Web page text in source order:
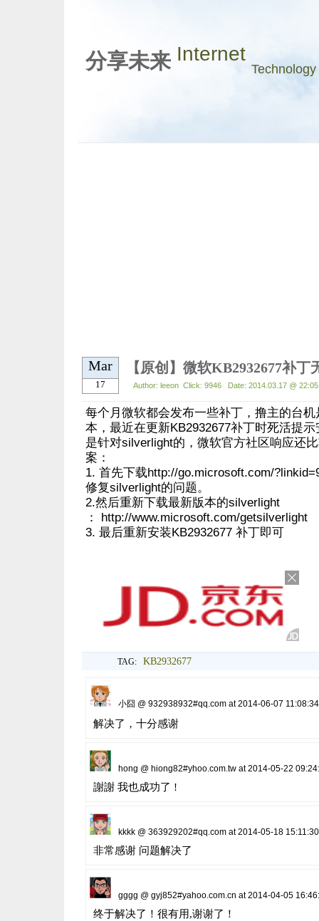
分享未来 Internet
Technology
Mar
17 Author: leeon Click: 9946 Date: 2014.03.17 @
每个月微软都会发布一些补丁，撸主的台机
本，最近在更新KB2932677补丁时死活提
是针对silverlight的，微软官方社区响应还
案：
1. 首先下载http://go.microsoft.com/
修复silverlight的问题。
2.然后重新下载最新版本的silverlight
： http://www.microsoft.com/getsilverlight
3. 最后重新安装KB2932677 补丁即可
TAG: KB2932677
小囧 @ 932938932#qq.com at 2014-06-07 11:08:34
解决了，十分感谢
hong @ hiong82#yhoo.com.tw at 2014-05-22
謝謝 我也成功了 !
kkkk @ 363929202#qq.com at 2014-05-18 15:11:30
非常感谢 问题解决了
gggg @ gyj852#yahoo.com.cn at 2014-04-05
终于解决了！很有用,谢谢了！